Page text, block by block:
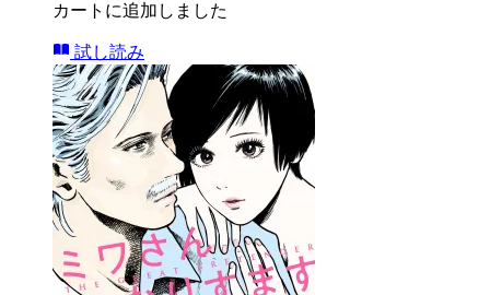
カートに追加しました
試し読み